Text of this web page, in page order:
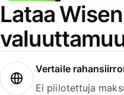
Lataa
Vertaile
Ei piilotettuja